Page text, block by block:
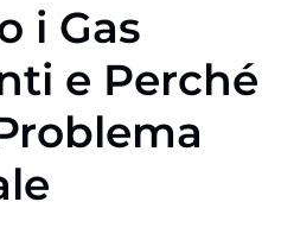
i Gas
e Perché